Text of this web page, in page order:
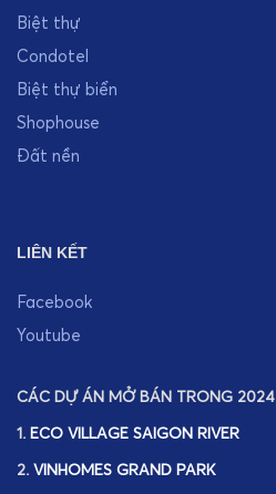
Biệt thự
Condotel
Biệt thự biển
Shophouse
Đất nền
LIÊN KẾT
Facebook
Youtube
CÁC DỰ ÁN MỞ BÁN TRONG 2024
1. ECO VILLAGE SAIGON RIVER
2. VINHOMES GRAND PARK